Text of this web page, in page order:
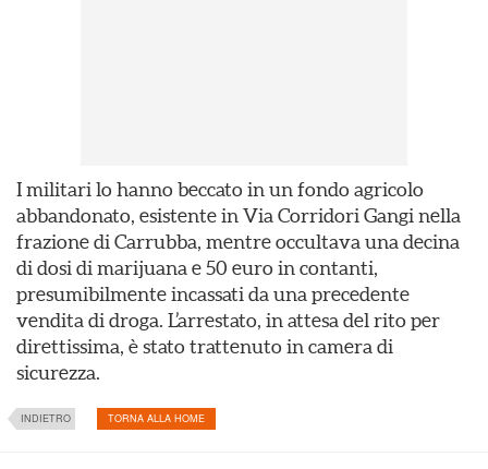
I militari lo hanno beccato in un fondo agricolo
abbandonato, esistente in Via Corridori Gangi nella
frazione di Carrubba, mentre occultava una decina
di dosi di marijuana e 50 euro in contanti,
presumibilmente incassati da una precedente
vendita di droga. L’arrestato, in attesa del rito per
direttissima, è stato trattenuto in camera di
sicurezza.
INDIETRO TORNA ALLA HOME